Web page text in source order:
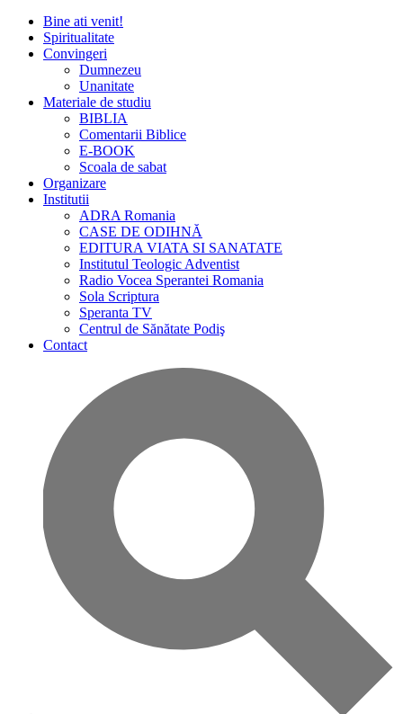
Bine ati venit!
Spiritualitate
Convingeri
Dumnezeu
Unanitate
Materiale de studiu
BIBLIA
Comentarii Biblice
E-BOOK
Scoala de sabat
Organizare
Institutii
ADRA Romania
CASE DE ODIHNĂ
EDITURA VIATA SI SANATATE
Institutul Teologic Adventist
Radio Vocea Sperantei Romania
Sola Scriptura
Speranta TV
Centrul de Sănătate Podiş
Contact